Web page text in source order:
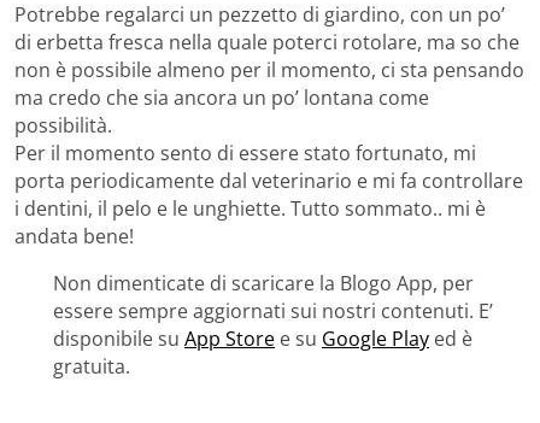
Potrebbe regalarci un pezzetto di giardino, con un po’
di erbetta fresca nella quale poterci rotolare, ma so che
non è possibile almeno per il momento, ci sta pensando
ma credo che sia ancora un po’ lontana come
possibilità.
Per il momento sento di essere stato fortunato, mi
porta periodicamente dal veterinario e mi fa controllare
i dentini, il pelo e le unghiette. Tutto sommato.. mi è
andata bene!
Non dimenticate di scaricare la Blogo App, per
essere sempre aggiornati sui nostri contenuti. E’
disponibile su App Store e su Google Play ed è
gratuita.